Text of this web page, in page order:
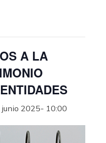
A LA
junio 2025- 10:00